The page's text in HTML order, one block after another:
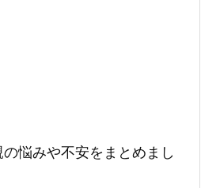
悩みや不安をまとめまし